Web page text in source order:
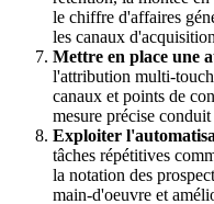
le chiffre d'affaires
les canaux
Mettre en place une
l'attribution multi-
canaux et points de
mesure précise
Exploiter
tâches répétitives
la notation des
main-d'oeuvre et